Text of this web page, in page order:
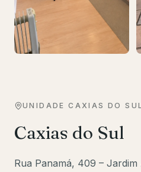
UNIDADECAXIAS DO SUL
Caxias do Sul
Rua Panamá, 409 – Jardim